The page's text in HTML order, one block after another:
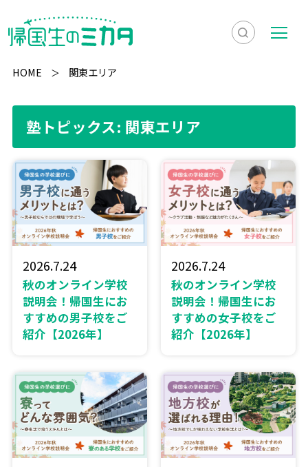
検
表
メ
ー
HOME 関東エリア
塾トピックス: 関東エリア
2026.7.24
秋のオンライン学校
説明会！帰国生にお
すすめの男子校をご
紹介【2026年】
2026.7.24
秋のオンライン学校
説明会！帰国生にお
すすめの女子校をご
紹介【2026年】